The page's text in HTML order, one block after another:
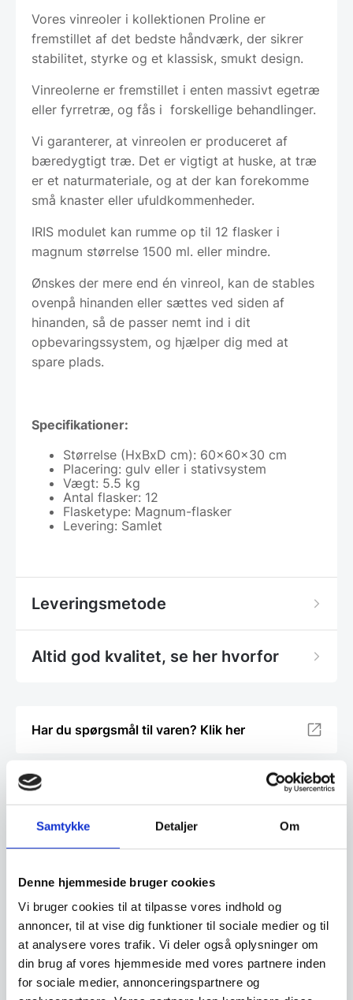
Samtykke Detaljer Om
Denne hjemmeside bruger cookies
Vi bruger cookies til at tilpasse vores indhold og
annoncer, til at vise dig funktioner til sociale medier og til
at analysere vores trafik. Vi deler også oplysninger om
din brug af vores hjemmeside med vores partnere inden
for sociale medier, annonceringspartnere og
Vores vinreoler i kollektionen Proline er
fremstillet af det bedste håndværk, der sikrer
stabilitet, styrke og et klassisk, smukt design.
Vinreolerne er fremstillet i enten massivt egetræ
eller fyrretræ, og fås i forskellige behandlinger.
Vi garanterer, at vinreolen er produceret af
bæredygtigt træ. Det er vigtigt at huske, at træ
er et naturmateriale, og at der kan forekomme
små knaster eller ufuldkommenheder.
IRIS modulet kan rumme op til 12 flasker i
magnum størrelse 1500 ml. eller mindre.
Ønskes der mere end én vinreol, kan de stables
ovenpå hinanden eller sættes ved siden af
hinanden, så de passer nemt ind i dit
opbevaringssystem, og hjælper dig med at
spare plads.
Specifikationer:
Størrelse (HxBxD cm): 60x60x30 cm
Placering: gulv eller i stativsystem
Vægt: 5.5 kg
Antal flasker: 12
Flasketype: Magnum-flasker
Levering: Samlet
Leveringsmetode
Altid god kvalitet, se her hvorfor
Har du spørgsmål til varen? Klik her
Vi prismatcher - Klik her
Relaterede varer
Half ZOE Vertical – Eg Half ZOE Vertical – Fyrtræ